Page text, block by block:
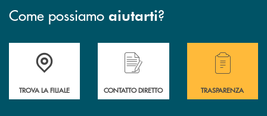
Come possiamo aiutarti?
Accedi all' elenco completo delle filiali della BCC San Giovanni
TROVA LA FILIALE
Hai bisogno di assistenza immediata?
CONTATTO DIRETTO
Hai bisogno di
TRASPARENZA